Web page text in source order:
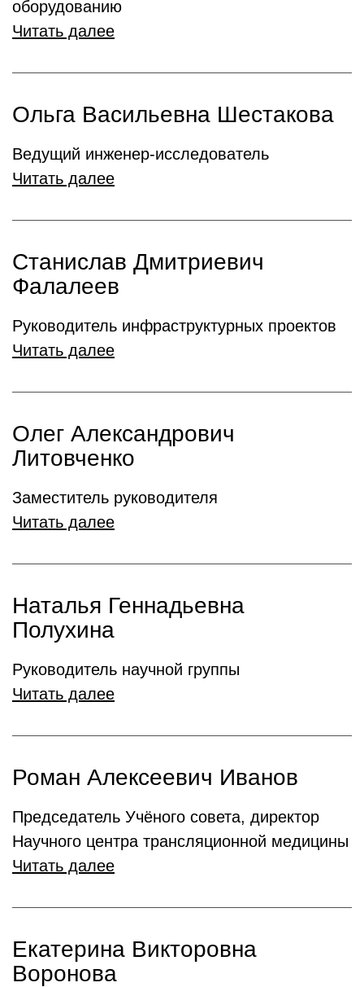
оборудованию
Читать далее
Ольга Васильевна Шестакова
Ведущий инженер-исследователь
Читать далее
Станислав Дмитриевич
Фалалеев
Руководитель инфраструктурных проектов
Читать далее
Олег Александрович
Литовченко
Заместитель руководителя
Читать далее
Наталья Геннадьевна
Полухина
Руководитель научной группы
Читать далее
Роман Алексеевич Иванов
Председатель Учёного совета, директор
Научного центра трансляционной медицины
Читать далее
Екатерина Викторовна
Воронова